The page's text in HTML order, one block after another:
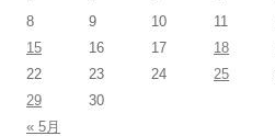
8
9 10 11
15
16 17 18
22
23 24 25
29
30
« 5月